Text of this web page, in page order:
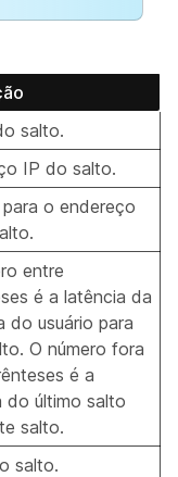
salto.
IP do salto.
o endereço
entre
é a latência da
do usuário para
O número fora
é a
do último salto
salto.
salto.